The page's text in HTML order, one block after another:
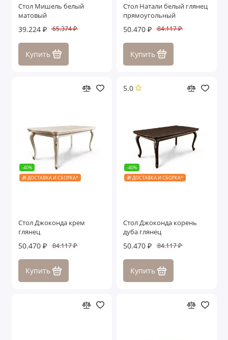
Стол Мишель белый
матовый
39.224 ₽ 65.374 ₽
Купить
Стол Натали белый глянец
прямоугольный
50.470 ₽ 84.117 ₽
Купить
-40%
🎁 ДОСТАВКА И СБОРКА*
Стол Джоконда крем
глянец
50.470 ₽ 84.117 ₽
Купить
5.0
-40%
🎁 ДОСТАВКА И СБОРКА*
Стол Джоконда корень
дуба глянец
50.470 ₽ 84.117 ₽
Купить